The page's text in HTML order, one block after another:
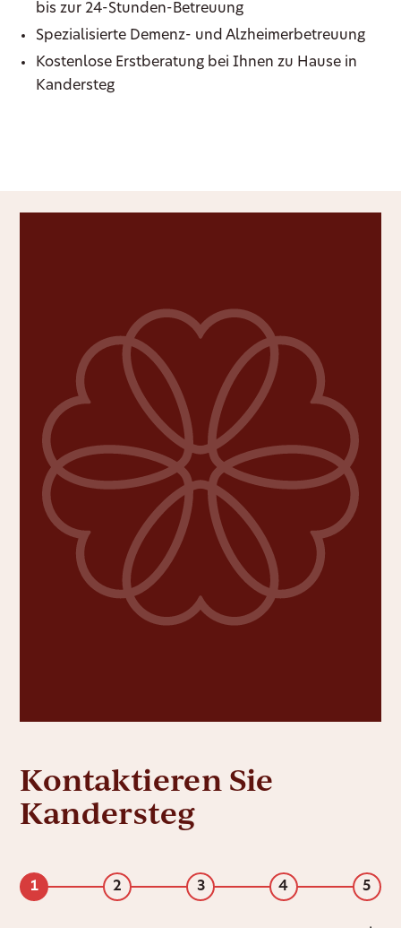
bis zur 24-Stunden-Betreuung
Spezialisierte Demenz- und Alzheimerbetreuung
Kostenlose Erstberatung bei Ihnen zu Hause in
Kandersteg
Kontaktieren Sie
Kandersteg
1 2 3 4 5